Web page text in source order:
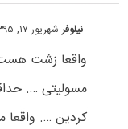
نیلوفرشهریور ۱۷, ۱۳۹۵ at ۹:۰۶ ب٫ظ
واقعا زشت هست
مسولیتی ….
کردین ….